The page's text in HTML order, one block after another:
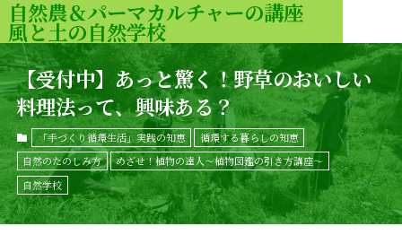
自然農＆パーマカルチャーの講座
風と土の自然学校
【受付中】あっと驚く！野草のおいしい
料理法って、興味ある？
「手づくり循環生活」実践の知恵
循環する暮らしの知恵
自然のたのしみ方
めざせ！植物の達人〜植物図鑑の引き方講座〜
自然学校